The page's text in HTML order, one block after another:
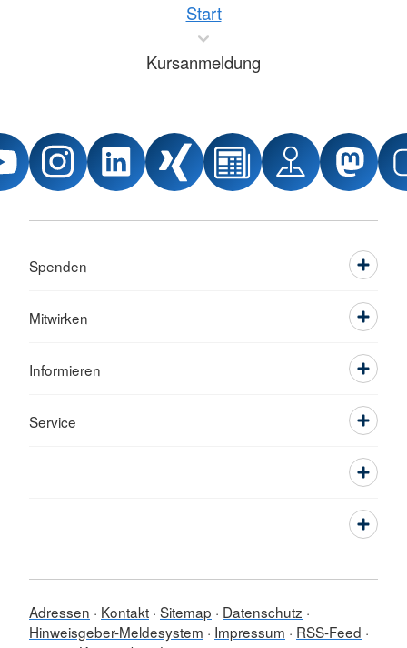
Start
Kursanmeldung
Spenden
Mitwirken
Informieren
Service
Adressen Kontakt Sitemap
Datenschutz
Hinweisgeber-Meldesystem
Impressum
RSS-Feed